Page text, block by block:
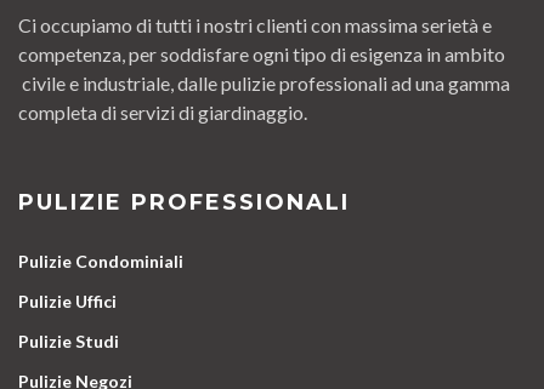
Ci occupiamo di tutti i nostri clienti con massima serietà e
competenza, per soddisfare ogni tipo di esigenza in ambito
civile e industriale, dalle pulizie professionali ad una gamma
completa di servizi di giardinaggio.
PULIZIE PROFESSIONALI
Pulizie Condominiali
Pulizie Uffici
Pulizie Studi
Pulizie Negozi